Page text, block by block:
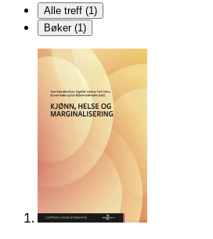
Alle treff (1)
Bøker (1)